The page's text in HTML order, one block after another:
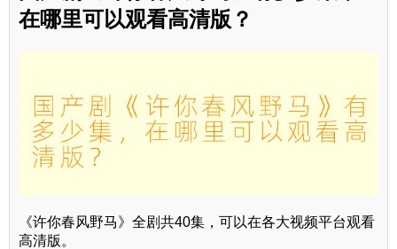
在哪里可以观看高清版？
《许你春风野马》全剧共40集，可以在各大视频平台观看
高清版。